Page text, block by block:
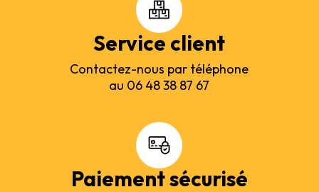
Service client
Contactez-nous par téléphone
au 06 48 38 87 67
Paiement sécurisé